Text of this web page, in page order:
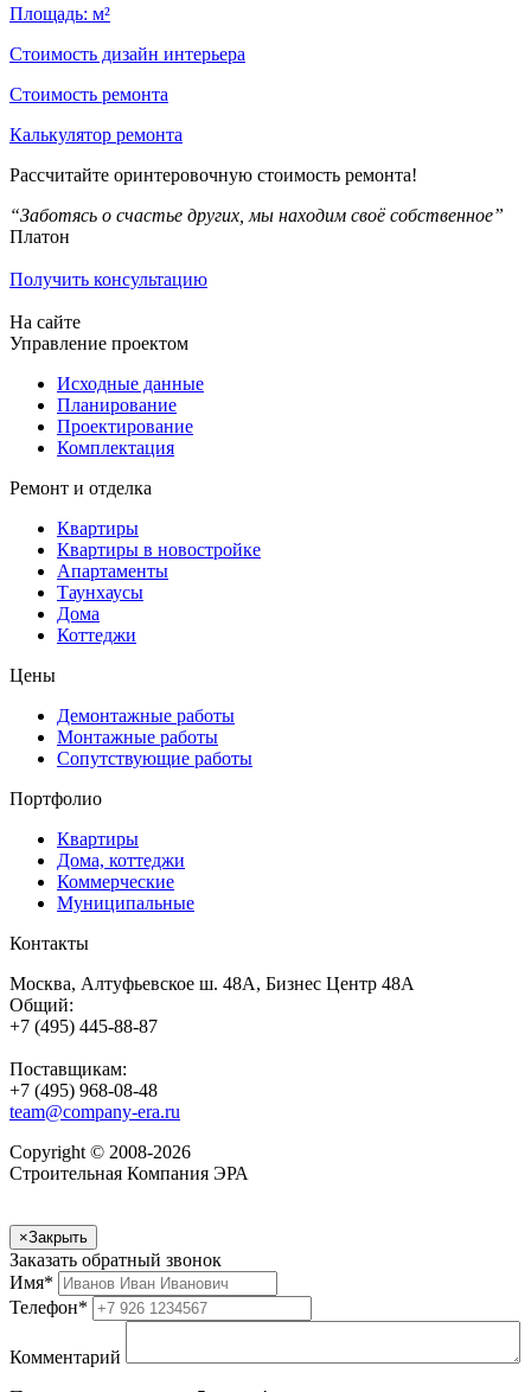
Площадь: м²
Стоимость дизайн интерьера
Стоимость ремонта
Калькулятор ремонта
Рассчитайте оринтеровочную стоимость ремонта!
“Заботясь о счастье других, мы находим своё собственное”
Платон
Получить консультацию
На сайте
Управление проектом
Исходные данные
Планирование
Проектирование
Комплектация
Ремонт и отделка
Квартиры
Квартиры в новостройке
Апартаменты
Таунхаусы
Дома
Коттеджи
Цены
Демонтажные работы
Монтажные работы
Сопутствующие работы
Портфолио
Квартиры
Дома, коттеджи
Коммерческие
Муниципальные
Контакты
Москва, Алтуфьевское ш. 48А, Бизнес Центр 48А
Общий:
+7 (495) 445-88-87
Поставщикам:
+7 (495) 968-08-48
team@company-era.ru
Copyright © 2008-2026
Строительная Компания ЭРА
×Закрыть
Заказать обратный звонок
Имя*
Телефон*
Комментарий